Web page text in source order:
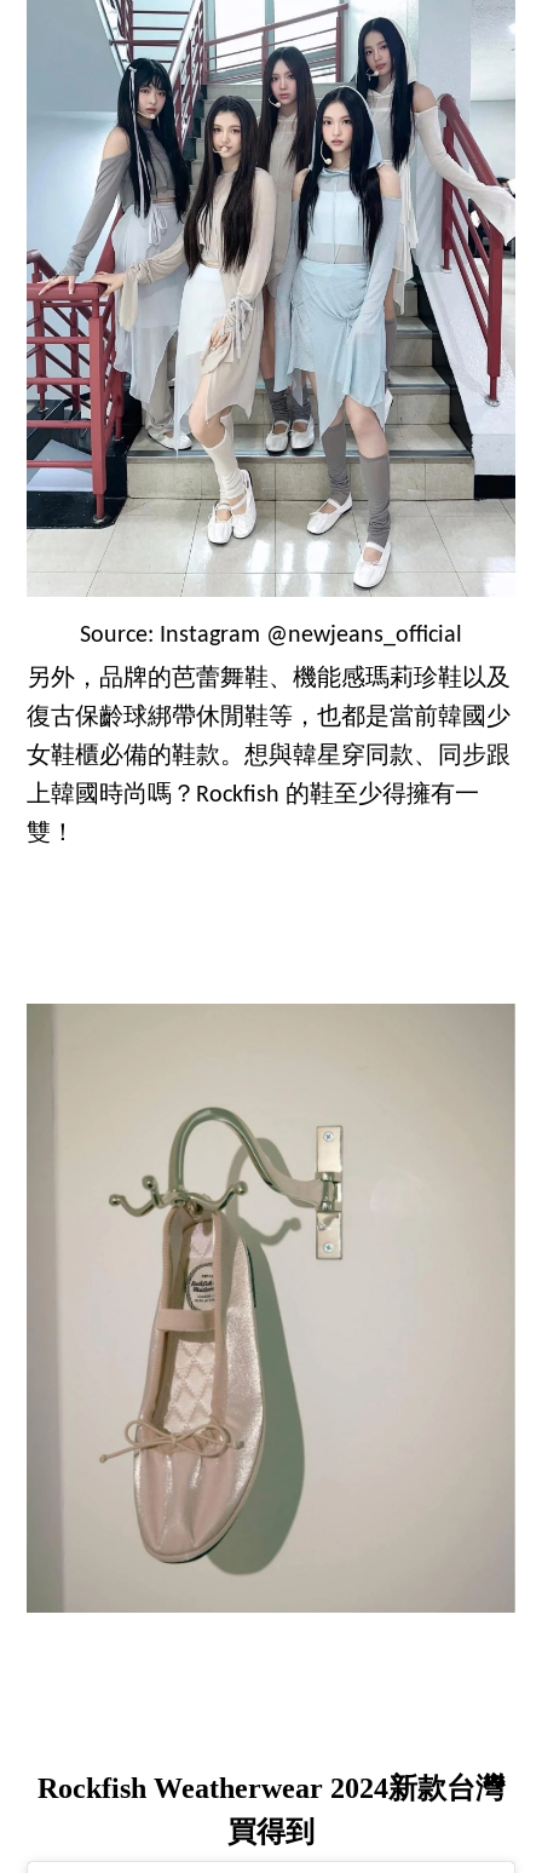
Source: Instagram @newjeans_official
另外，品牌的芭蕾舞鞋、機能感瑪莉珍鞋以及
復古保齡球綁帶休閒鞋等，也都是當前韓國少
女鞋櫃必備的鞋款。想與韓星穿同款、同步跟
上韓國時尚嗎？Rockfish 的鞋至少得擁有一
雙！
Rockfish Weatherwear 2024新款台灣
買得到